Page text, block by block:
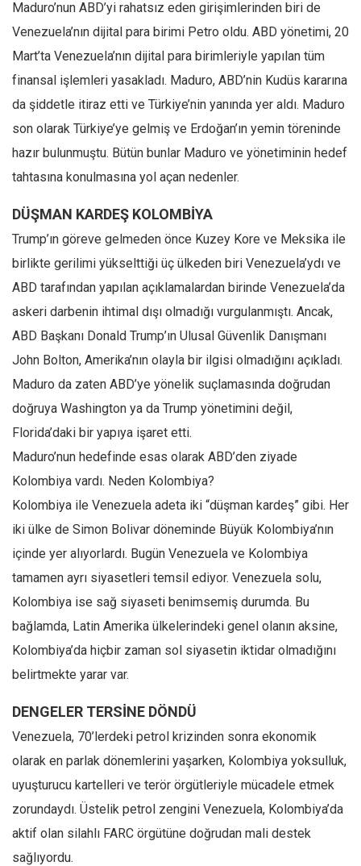
Maduro’nun ABD’yi rahatsız eden girişimlerinden biri de
Venezuela’nın dijital para birimi Petro oldu. ABD yönetimi, 20
Mart’ta Venezuela’nın dijital para birimleriyle yapılan tüm
finansal işlemleri yasakladı. Maduro, ABD’nin Kudüs kararına
da şiddetle itiraz etti ve Türkiye’nin yanında yer aldı. Maduro
son olarak Türkiye’ye gelmiş ve Erdoğan’ın yemin töreninde
hazır bulunmuştu. Bütün bunlar Maduro ve yönetiminin hedef
tahtasına konulmasına yol açan nedenler.
DÜŞMAN KARDEŞ KOLOMBİYA
Trump’ın göreve gelmeden önce Kuzey Kore ve Meksika ile
birlikte gerilimi yükselttiği üç ülkeden biri Venezuela’ydı ve
ABD tarafından yapılan açıklamalardan birinde Venezuela’da
askeri darbenin ihtimal dışı olmadığı vurgulanmıştı. Ancak,
ABD Başkanı Donald Trump’ın Ulusal Güvenlik Danışmanı
John Bolton, Amerika’nın olayla bir ilgisi olmadığını açıkladı.
Maduro da zaten ABD’ye yönelik suçlamasında doğrudan
doğruya Washington ya da Trump yönetimini değil,
Florida’daki bir yapıya işaret etti.
Maduro’nun hedefinde esas olarak ABD’den ziyade
Kolombiya vardı. Neden Kolombiya?
Kolombiya ile Venezuela adeta iki “düşman kardeş” gibi. Her
iki ülke de Simon Bolivar döneminde Büyük Kolombiya’nın
içinde yer alıyorlardı. Bugün Venezuela ve Kolombiya
tamamen ayrı siyasetleri temsil ediyor. Venezuela solu,
Kolombiya ise sağ siyaseti benimsemiş durumda. Bu
bağlamda, Latin Amerika ülkelerindeki genel olanın aksine,
Kolombiya’da hiçbir zaman sol siyasetin iktidar olmadığını
belirtmekte yarar var.
DENGELER TERSİNE DÖNDÜ
Venezuela, 70’lerdeki petrol krizinden sonra ekonomik
olarak en parlak dönemlerini yaşarken, Kolombiya yoksulluk,
uyuşturucu kartelleri ve terör örgütleriyle mücadele etmek
zorundaydı. Üstelik petrol zengini Venezuela, Kolombiya’da
aktif olan silahlı FARC örgütüne doğrudan mali destek
sağlıyordu.